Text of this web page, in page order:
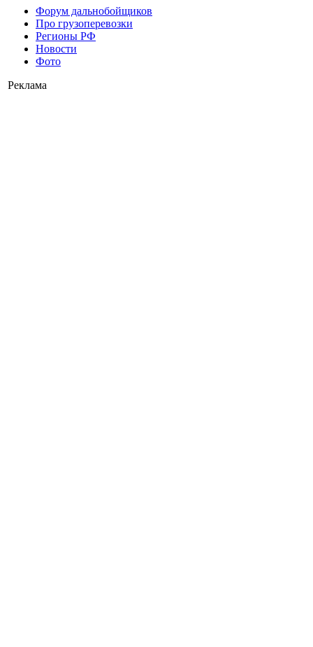
Форум дальнобойщиков
Про грузоперевозки
Регионы РФ
Новости
Фото
Реклама